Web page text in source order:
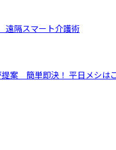
遠隔スマート介護術
提案 簡単即決！ 平日メシは